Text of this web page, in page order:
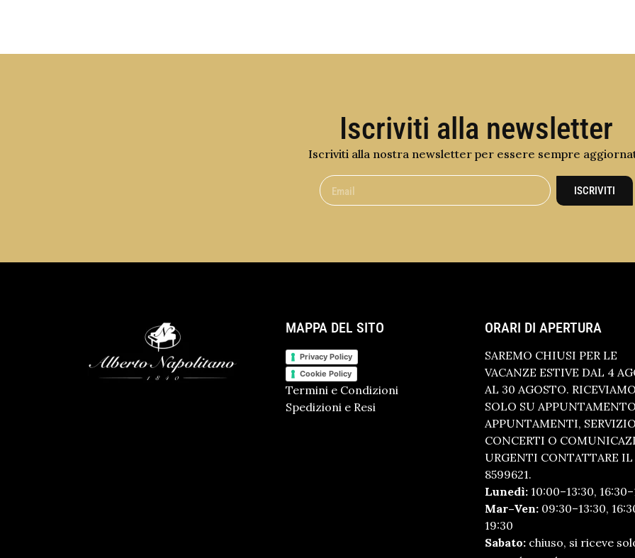
Iscriviti alla newsletter
Iscriviti alla nostra newsletter per essere sempre
ISCRIVITI
MAPPA DEL SITO
Privacy Policy
Cookie Policy
Termini e Condizioni
Spedizioni e Resi
ORARI DI APERTURA
SAREMO CHIUSI PER LE
VACANZE ESTIVE DAL 4
AL 30 AGOSTO. RICEVIAMO
SOLO SU
APPUNTAMENTI, SERVIZIO
CONCERTI O
URGENTI CONTATTARE IL
8599621.
Lunedì: 10:00–13:30,
Mar–Ven: 09:30–13:30,
19:30
Sabato: chiuso, si riceve